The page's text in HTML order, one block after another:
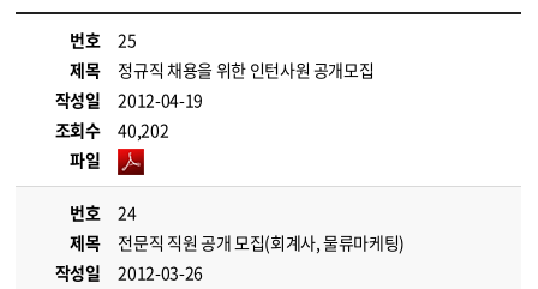
번호
25
제목
정규직 채용을 위한 인턴사원 공개모집
작성일
2012-04-19
조회수
40,202
파일
번호
24
제목
전문직 직원 공개 모집(회계사, 물류마케팅)
작성일
2012-03-26